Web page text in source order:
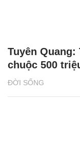
ĐỜI SỐNG
Tuyên
chuộc 500